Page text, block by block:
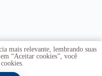
mais relevante, lembrando suas
“Aceitar cookies”, você